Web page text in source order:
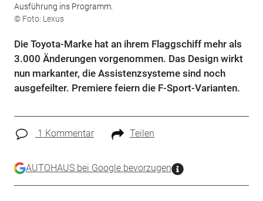
Ausführung ins Programm.
© Foto: Lexus
Die Toyota-Marke hat an ihrem Flaggschiff mehr als
3.000 Änderungen vorgenommen. Das Design wirkt
nun markanter, die Assistenzsysteme sind noch
ausgefeilter. Premiere feiern die F-Sport-Varianten.
1 Kommentar Teilen
AUTOHAUS bei Google bevorzugen